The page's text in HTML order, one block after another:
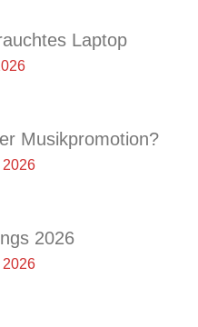
Laptop
Musikpromotion?
2026
2026
2026